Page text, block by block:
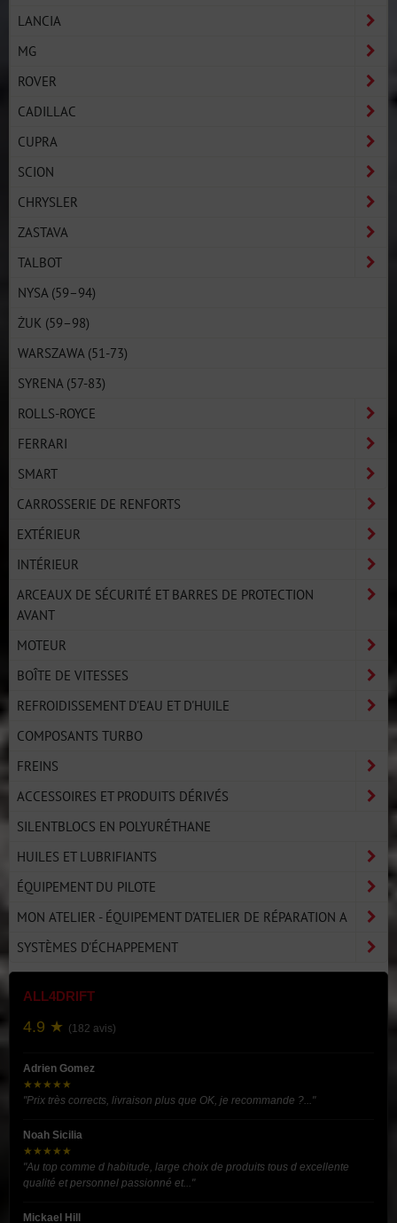
LANCIA
MG
ROVER
CADILLAC
CUPRA
SCION
CHRYSLER
ZASTAVA
TALBOT
NYSA (59–94)
ŻUK (59–98)
WARSZAWA (51-73)
SYRENA (57-83)
ROLLS-ROYCE
FERRARI
SMART
CARROSSERIE DE RENFORTS
EXTÉRIEUR
INTÉRIEUR
ARCEAUX DE SÉCURITÉ ET BARRES DE PROTECTION
AVANT
MOTEUR
BOÎTE DE VITESSES
REFROIDISSEMENT D'EAU ET D'HUILE
COMPOSANTS TURBO
FREINS
ACCESSOIRES ET PRODUITS DÉRIVÉS
SILENTBLOCS EN POLYURÉTHANE
HUILES ET LUBRIFIANTS
ÉQUIPEMENT DU PILOTE
MON ATELIER - ÉQUIPEMENT D'ATELIER DE RÉPARATION A
SYSTÈMES D'ÉCHAPPEMENT
ALL4DRIFT
4.9 ★ (182 avis)
Adrien Gomez
★★★★★
"Prix très corrects, livraison plus que OK, je recommande ?..."
Noah Sicilia
★★★★★
"Au top comme d habitude, large choix de produits tous d excellente
qualité et personnel passionné et..."
Mickael Hill